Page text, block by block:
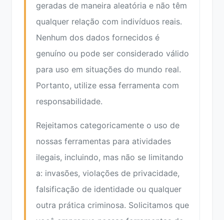
geradas de maneira aleatória e não têm
qualquer relação com indivíduos reais.
Nenhum dos dados fornecidos é
genuíno ou pode ser considerado válido
para uso em situações do mundo real.
Portanto, utilize essa ferramenta com
responsabilidade.
Rejeitamos categoricamente o uso de
nossas ferramentas para atividades
ilegais, incluindo, mas não se limitando
a: invasões, violações de privacidade,
falsificação de identidade ou qualquer
outra prática criminosa. Solicitamos que